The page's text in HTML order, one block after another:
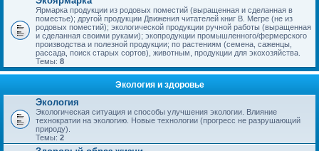
Ярмарка продукции из родовых поместий (выращенная и сделанная в
поместье); другой продукции Движения читателей книг В. Мегре (не из
родовых поместий); экологической продукции ручной работы (выращенная
и сделанная своими руками); экопродукции промышленного/фермерского
производства и полезной продукции; по растениям (семена, саженцы,
рассада, поиск старых сортов), животным, продукции для экохозяйства.
Темы: 8
Экология и здоровье
Экология
Экологическая ситуация и способы улучшения экологии. Влияние
технократии на экологию. Новые технологии (прогресс не разрушающий
природу).
Темы: 2